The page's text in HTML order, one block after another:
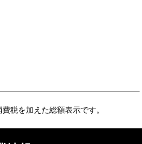
税を加えた総額表示です。